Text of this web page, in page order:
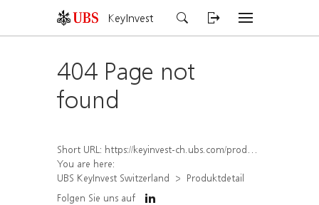
KeyInvest
404 Page not
found
Short URL: https://keyinvest-ch.ubs.com/produkt/detail/index/isin/CH1584643691
You are here:
UBS KeyInvest Switzerland
Produktdetail
Folgen Sie uns auf